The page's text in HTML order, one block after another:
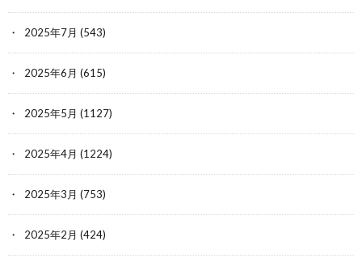
2025年7月 (543)
2025年6月 (615)
2025年5月 (1127)
2025年4月 (1224)
2025年3月 (753)
2025年2月 (424)